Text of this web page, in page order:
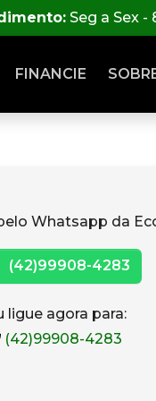
Seg a Sex -
FINANCIE
Whatsapp da
(42)99908-4283
ligue agora para:
(42)99908-4283